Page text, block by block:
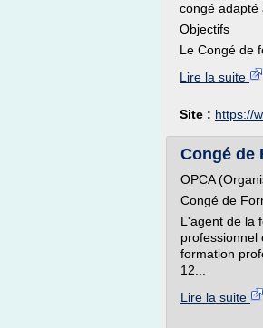
congé adapté
Objectifs
Le Congé de
Lire la suite
Site : https://
Congé de
OPCA
Congé de
L'agent de la
professionnel
formation
12...
Lire la suite